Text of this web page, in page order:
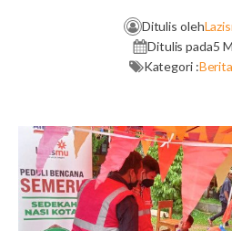
Ditulis oleh
Ditulis pada5
Kategori :